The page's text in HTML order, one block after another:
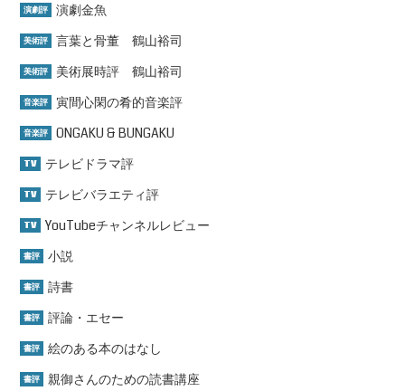
演劇評 演劇金魚
美術評 言葉と骨董 鶴山裕司
美術評 美術展時評 鶴山裕司
音楽評 寅間心閑の肴的音楽評
音楽評 ONGAKU & BUNGAKU
TV テレビドラマ評
TV テレビバラエティ評
TV YouTubeチャンネルレビュー
書評 小説
書評 詩書
書評 評論・エセー
書評 絵のある本のはなし
書評 親御さんのための読書講座